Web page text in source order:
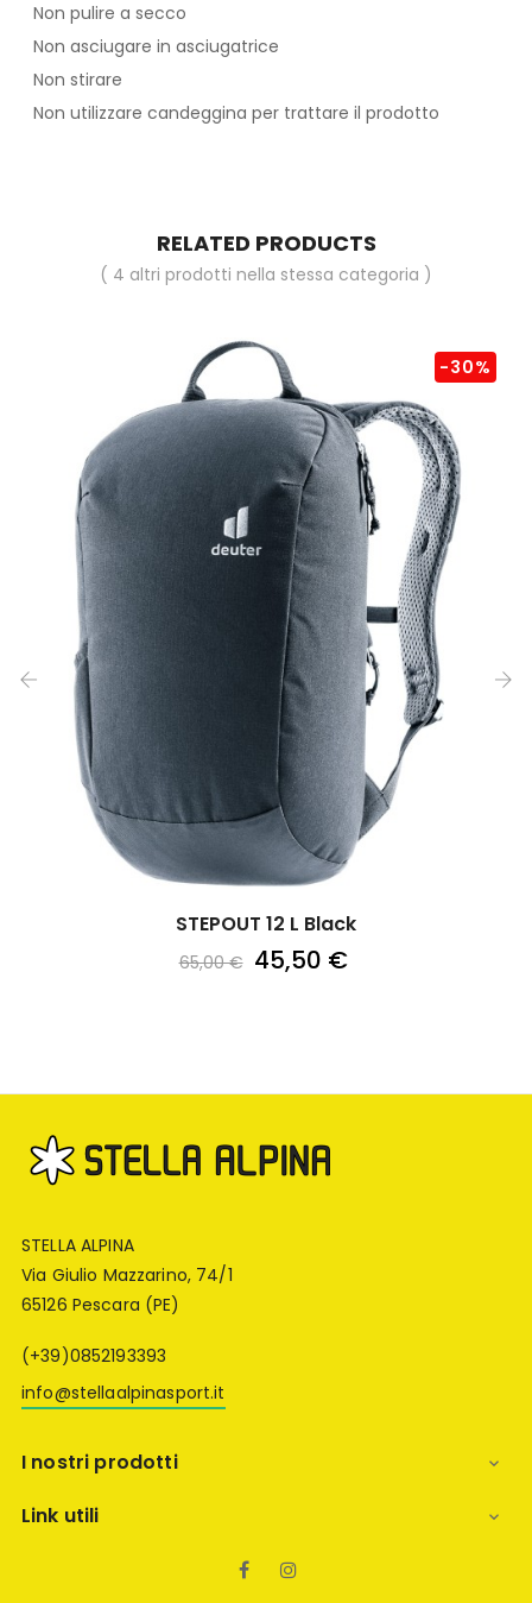
Non pulire a secco
Non asciugare in asciugatrice
Non stirare
Non utilizzare candeggina per trattare il prodotto
RELATED PRODUCTS
( 4 altri prodotti nella stessa categoria )
STEPOUT 12 L Black
65,00 €
-30%
45,50 €
STELLA ALPINA
Via Giulio Mazzarino, 74/1
65126 Pescara (PE)
(+39)0852193393
info@stellaalpinasport.it
I nostri prodotti 
Link utili 
Facebook